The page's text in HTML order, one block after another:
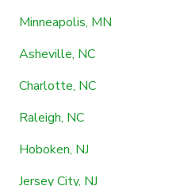
Minneapolis, MN
Asheville, NC
Charlotte, NC
Raleigh, NC
Hoboken, NJ
Jersey City, NJ